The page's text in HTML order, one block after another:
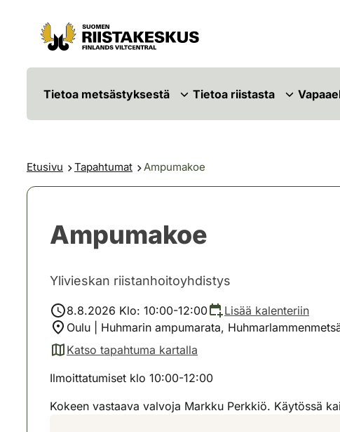
Siirry sisältöön
Siirry sivustokarttaan
Tietoa metsästyksestä Tietoa riistasta
Etusivu Tapahtumat Ampumakoe
Ampumakoe
Ylivieskan riistanhoitoyhdistys
8.8.2026 Klo: 10:00-12:00
Lisää kalenteriin
Oulu | Huhmarin ampumarata,
Katso tapahtuma kartalla
(avautuu uuteen välilehteen)
Ilmoittatumiset klo 10:00-12:00
Kokeen vastaava valvoja Markku Perkkiö. Käytössä